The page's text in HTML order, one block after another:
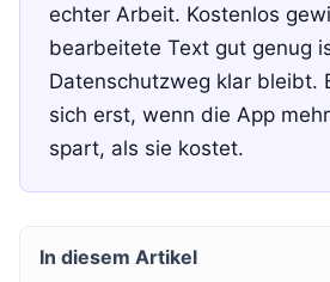
echter Arbeit. Kostenlos
bearbeitete Text gut genug
Datenschutzweg klar bleibt.
sich erst, wenn die App
spart, als sie kostet.
In diesem Artikel